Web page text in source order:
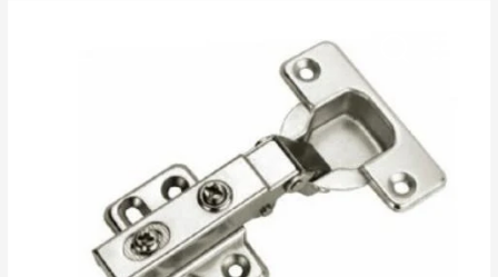
PRODOTTI
CIRCA